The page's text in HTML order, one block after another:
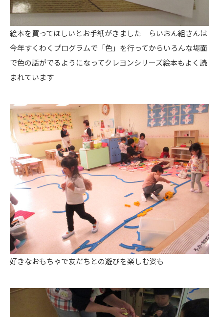
絵本を買ってほしいとお手紙がきました らいおん組さんは
今年すくわくプログラムで「色」を行ってからいろんな場面
で色の話がでるようになってクレヨンシリーズ絵本もよく読
まれています
好きなおもちゃで友だちとの遊びを楽しむ姿も